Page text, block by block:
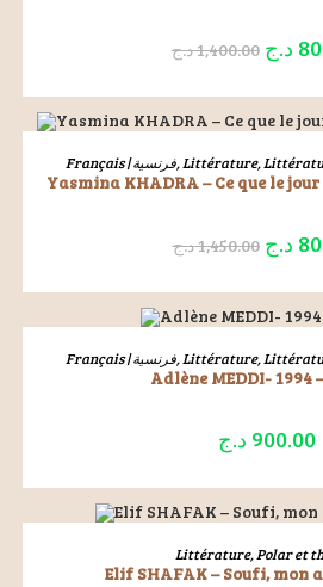
1,400.00د.ج د.ج
LIRE LA SUITE Français | فرنسية,Littérature,
Yasmina KHADRA – Ce que le
1,450.00د.ج د.ج
LIRE LA SUITE Français | فرنسية,Littérature,
Adlène MEDDI- 1994
900.00 د.ج
LIRE LA SUITE
Littérature,Polar et
Elif SHAFAK – Soufi, mon